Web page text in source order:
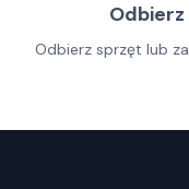
Odbierz sprzęt lub